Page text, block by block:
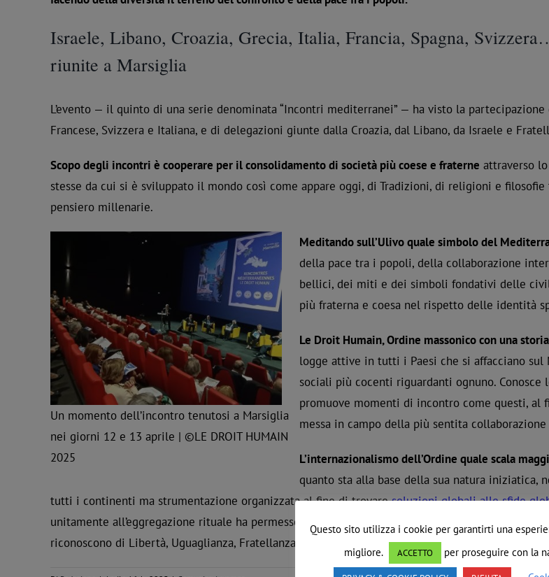
Israele, Libano, Croazia, Grecia, Italia, Francia, Spagna,
riunite a Marsiglia
L’evento — il quinto di una serie denominata “Incontri mediterranei” — ha visto la
Francese, Svizzera e Italiana, e di delegazioni giunte dalla Croazia, dal Libano, da Israele e
Scopo degli incontri è cooperare per il consolidamento di società più coese e fraterne attraverso
stesse da cui si è sviluppato il mondo così come appare oggi, di Tradizioni, di religioni e
pensiero millenarie.
Un momento dell’incontro tenutosi a Marsiglia
nei giorni 12 e 13 aprile | ©LE DROIT HUMAIN
2025
Meditando sull’Ulivo quale simbolo del
della pace tra i popoli, della collaborazione
bellici, dei miti e dei simboli fondativi delle
più fraterna e coesa nel rispetto delle identità
Le Droit Humain, Ordine massonico con una
logge attive in tutti i Paesi che si affacciano
sociali più cocenti riguardanti ognuno.
promuove momenti di incontro come questi, al
messa in campo della più sentita collaborazione
L’internazionalismo dell’Ordine quale scala
quanto sta alla base della sua natura iniziatica,
tutti i continenti ma strumentazione organizzata al fine di trovaresoluzioni globali alle sfide
unitamente all’eggregazione rituale ha permesso a uomini e donne di buona volontà di
riconoscono di Libertà, Uguaglianza, Fratellanza.
Questo sito utilizza i cookie per garantirti una
migliore.
ACCETTO per proseguire con la